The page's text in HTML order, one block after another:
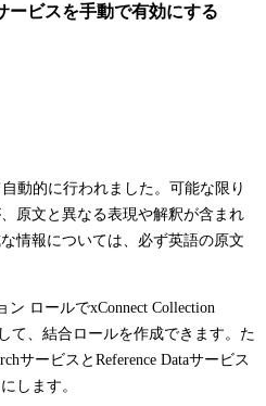
ービスを手動で有効にする
動的に行われました。可能な限り
原文と異なる表現や解釈が含まれ
情報については、必ず英語の原文
ロールでxConnect Collection
て、結合ロールを作成できます。た
サービスとReference Dataサービス
します。